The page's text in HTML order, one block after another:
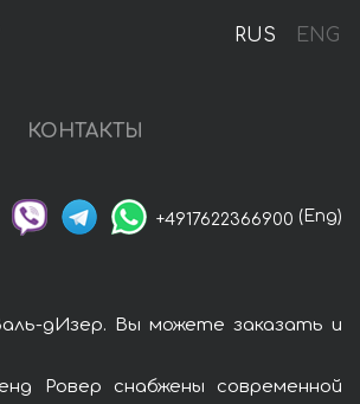
RUS ENG
КОНТАКТЫ
+4917622366900 (Eng)
дИзер. Вы можете заказать и
Ровер снабжены современной